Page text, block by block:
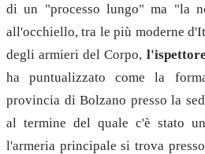
di un "processo lungo" ma "la
all'occhiello, tra le più moderne
degli armieri del Corpo,
ha puntualizzato come la
provincia di Bolzano presso la
al termine del quale c'è stato
l'armeria principale si trova